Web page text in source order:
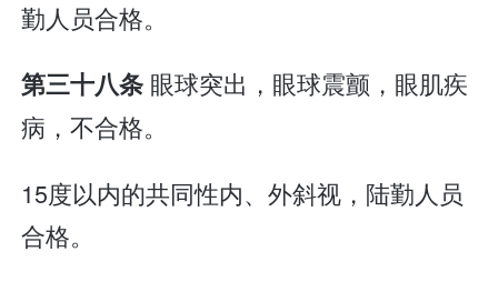
勤人员合格。
第三十八条 眼球突出，眼球震颤，眼肌疾
病，不合格。
15度以内的共同性内、外斜视，陆勤人员
合格。